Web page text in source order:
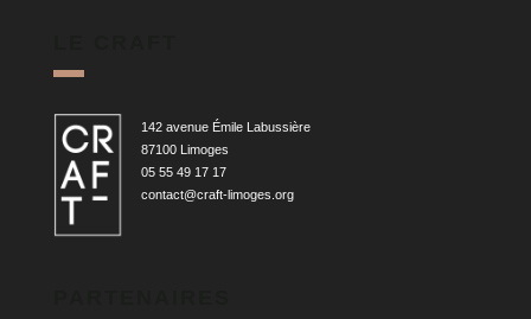
142 avenue Émile Labussière
87100 Limoges
05 55 49 17 17
contact@craft-limoges.org